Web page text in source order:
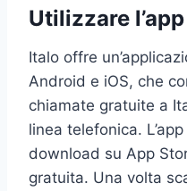
Utilizzare
Italo offre
Android e iOS, che
chiamate gratuite a
linea telefonica.
download su App
gratuita. Una volta